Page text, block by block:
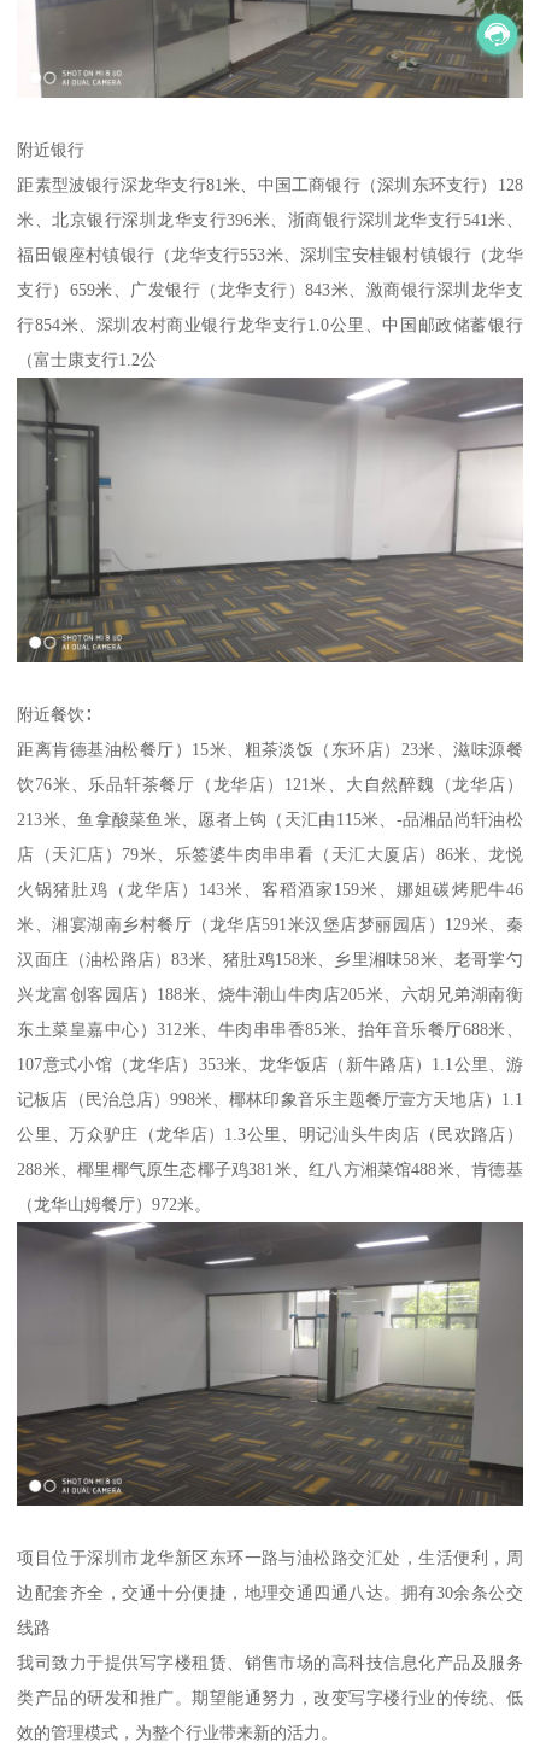
附近银行
距素型波银行深龙华支行81米、中国工商银行（深圳东环支行）128
米、北京银行深圳龙华支行396米、浙商银行深圳龙华支行541米、
福田银座村镇银行（龙华支行553米、深圳宝安桂银村镇银行（龙华
支行）659米、广发银行（龙华支行）843米、激商银行深圳龙华支
行854米、深圳农村商业银行龙华支行1.0公里、中国邮政储蓄银行
（富士康支行1.2公
附近餐饮∶
距离肯德基油松餐厅）15米、粗茶淡饭（东环店）23米、滋味源餐
饮76米、乐品轩茶餐厅（龙华店）121米、大自然醉魏（龙华店）
213米、鱼拿酸菜鱼米、愿者上钩（天汇由115米、-品湘品尚轩油松
店（天汇店）79米、乐签婆牛肉串串看（天汇大厦店）86米、龙悦
火锅猪肚鸡（龙华店）143米、客稻酒家159米、娜姐碳烤肥牛46
米、湘宴湖南乡村餐厅（龙华店591米汉堡店梦丽园店）129米、秦
汉面庄（油松路店）83米、猪肚鸡158米、乡里湘味58米、老哥掌勺
兴龙富创客园店）188米、烧牛潮山牛肉店205米、六胡兄弟湖南衡
东土菜皇嘉中心）312米、牛肉串串香85米、抬年音乐餐厅688米、
107意式小馆（龙华店）353米、龙华饭店（新牛路店）1.1公里、游
记板店（民治总店）998米、椰林印象音乐主题餐厅壹方天地店）1.1
公里、万众驴庄（龙华店）1.3公里、明记汕头牛肉店（民欢路店）
288米、椰里椰气原生态椰子鸡381米、红八方湘菜馆488米、肯德基
（龙华山姆餐厅）972米。
项目位于深圳市龙华新区东环一路与油松路交汇处，生活便利，周
边配套齐全，交通十分便捷，地理交通四通八达。拥有30余条公交
线路
我司致力于提供写字楼租赁、销售市场的高科技信息化产品及服务
类产品的研发和推广。期望能通努力，改变写字楼行业的传统、低
效的管理模式，为整个行业带来新的活力。